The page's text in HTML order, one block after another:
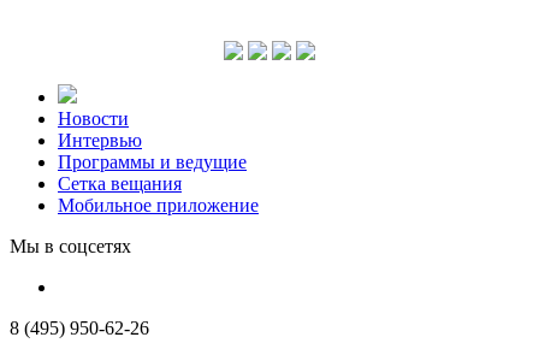
Новости
Интервью
Программы и ведущие
Сетка вещания
Мобильное приложение
Мы в соцсетях
8 (495) 950-62-26